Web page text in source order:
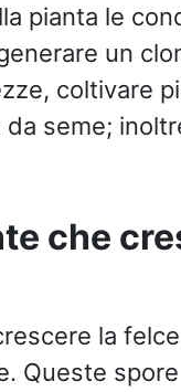
pianta le
un
coltivare
seme;
che
la
Queste